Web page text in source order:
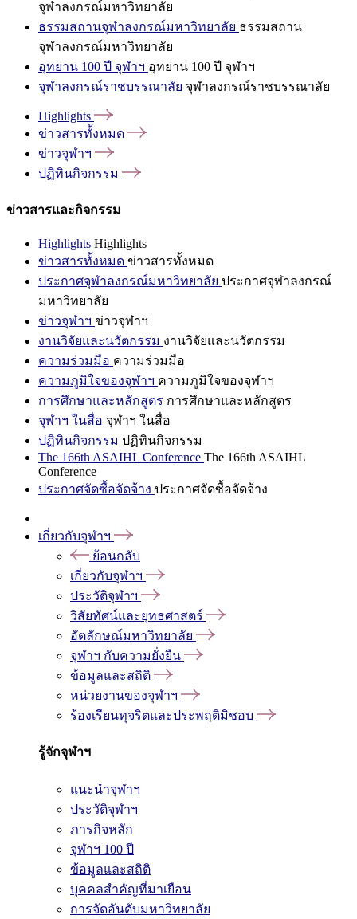
จุฬาลงกรณ์มหาวิทยาลัย
ธรรมสถานจุฬาลงกรณ์มหาวิทยาลัย ธรรมสถาน
จุฬาลงกรณ์มหาวิทยาลัย
อุทยาน 100 ปี จุฬาฯ อุทยาน 100 ปี จุฬาฯ
จุฬาลงกรณ์ราชบรรณาลัย จุฬาลงกรณ์ราชบรรณาลัย
Highlights
ข่าวสารทั้งหมด
ข่าวจุฬาฯ
ปฏิทินกิจกรรม
ข่าวสารและกิจกรรม
Highlights Highlights
ข่าวสารทั้งหมด ข่าวสารทั้งหมด
ประกาศจุฬาลงกรณ์มหาวิทยาลัย ประกาศจุฬาลงกรณ์
มหาวิทยาลัย
ข่าวจุฬาฯ ข่าวจุฬาฯ
งานวิจัยและนวัตกรรม งานวิจัยและนวัตกรรม
ความร่วมมือ ความร่วมมือ
ความภูมิใจของจุฬาฯ ความภูมิใจของจุฬาฯ
การศึกษาและหลักสูตร การศึกษาและหลักสูตร
จุฬาฯ ในสื่อ จุฬาฯ ในสื่อ
ปฏิทินกิจกรรม ปฏิทินกิจกรรม
The 166th ASAIHL Conference The 166th ASAIHL
Conference
ประกาศจัดซื้อจัดจ้าง ประกาศจัดซื้อจัดจ้าง
เกี่ยวกับจุฬาฯ
ย้อนกลับ
เกี่ยวกับจุฬาฯ
ประวัติจุฬาฯ
วิสัยทัศน์และยุทธศาสตร์
อัตลักษณ์มหาวิทยาลัย
จุฬาฯ กับความยั่งยืน
ข้อมูลและสถิติ
หน่วยงานของจุฬาฯ
ร้องเรียนทุจริตและประพฤติมิชอบ
รู้จักจุฬาฯ
แนะนำจุฬาฯ
ประวัติจุฬาฯ
ภารกิจหลัก
จุฬาฯ 100 ปี
ข้อมูลและสถิติ
บุคคลสำคัญที่มาเยือน
การจัดอันดับมหาวิทยาลัย